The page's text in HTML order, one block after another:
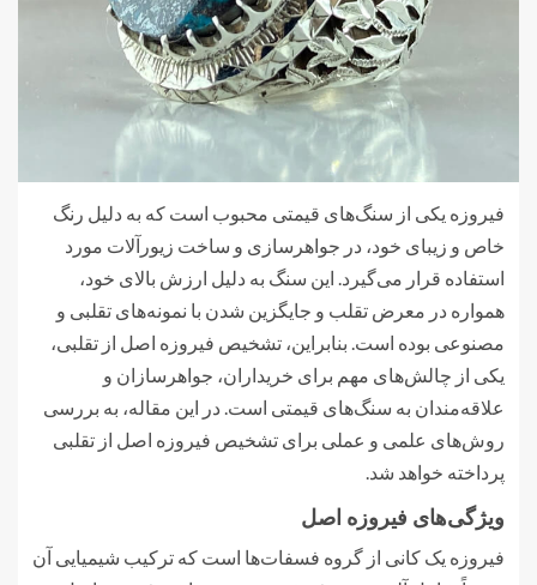
فیروزه یکی از سنگ‌های قیمتی محبوب است که به دلیل رنگ
خاص و زیبای خود، در جواهرسازی و ساخت زیورآلات مورد
استفاده قرار می‌گیرد. این سنگ به دلیل ارزش بالای خود،
همواره در معرض تقلب و جایگزین شدن با نمونه‌های تقلبی و
مصنوعی بوده است. بنابراین، تشخیص فیروزه اصل از تقلبی،
یکی از چالش‌های مهم برای خریداران، جواهرسازان و
علاقه‌مندان به سنگ‌های قیمتی است. در این مقاله، به بررسی
روش‌های علمی و عملی برای تشخیص فیروزه اصل از تقلبی
پرداخته خواهد شد.
ویژگی‌های فیروزه اصل
فیروزه یک کانی از گروه فسفات‌ها است که ترکیب شیمیایی آن